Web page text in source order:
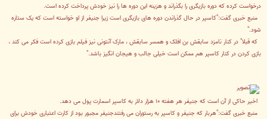
درخواست کرده که دوره بازیگری را بگذراند و هزینه این دوره ها را نیز خودش پرداخت کرده است.
منبع خبری گفت:"کاسپر در حال گذراندن دوره های بازیگری است زیرا جنیفر از او خواسته است که یک ستاره
شود."
که قبلا" در کنار نامزد سابقش بن افلک و همسر سابقش ، مارک آنتونی نیز فیلم بازی کرده است فکر می کند ،
بازی کردن در کنار کاسپر هم ممکن است خیلی جالب و هیجان انگیز باشد."
اخیر حاکی از آن است که جنیفر هر هفته ۱۰ هزار دلار به کاسپر اسمارت پول می دهد.
منبع خبری گفت:"هربار که جنیفر و کاسپر به رستوران می رفتندجنیفر مجبور بود از کارت اعتباری خودش برای